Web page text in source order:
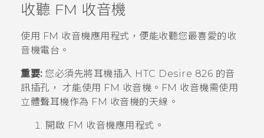
應用程式
支援服務
登入
收聽 FM 收音機
使用 FM 收音機應用程式，便能收聽您最喜愛的收
音機電台。
重要:您必須先將耳機插入 HTC Desire 826 的音
訊插孔， 才能使用 FM 收音機 。 FM 收音機需使用
立體聲耳機作為 FM 收音機的天線。
開啟 FM 收音機應用程式。